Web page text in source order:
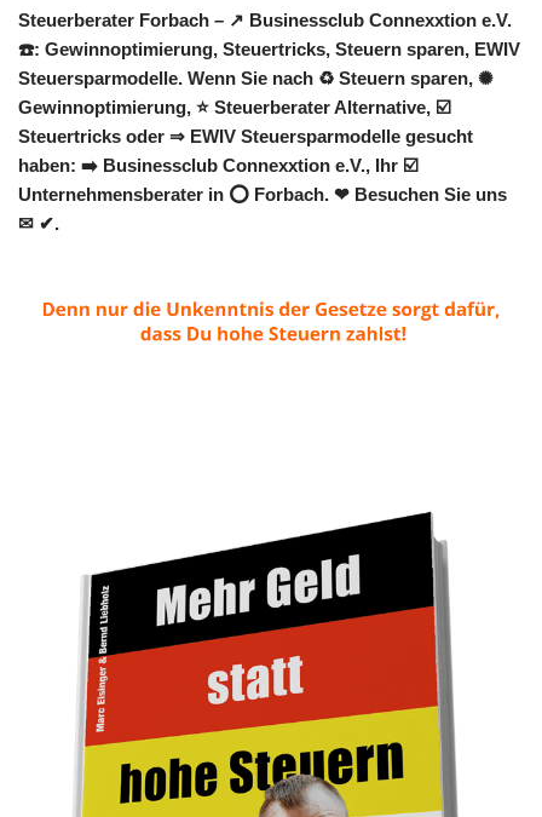
Steuerberater Forbach – ↗️ Businessclub Connexxtion e.V.
☎️: Gewinnoptimierung, Steuertricks, Steuern sparen, EWIV
Steuersparmodelle. Wenn Sie nach ♻ Steuern sparen, ✺
Gewinnoptimierung, ⭐ Steuerberater Alternative, ☑️
Steuertricks oder ⇒ EWIV Steuersparmodelle gesucht
haben: ➡️ Businessclub Connexxtion e.V., Ihr ☑️
Unternehmensberater in ⭕ Forbach. ❤ Besuchen Sie uns
✉ ✔.